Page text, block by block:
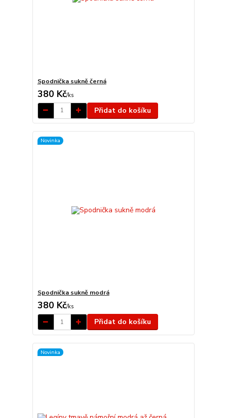
Spodnička sukně černá
380 Kč/ks
Přidat do košíku
Novinka
Spodnička sukně modrá
380 Kč/ks
Přidat do košíku
Novinka